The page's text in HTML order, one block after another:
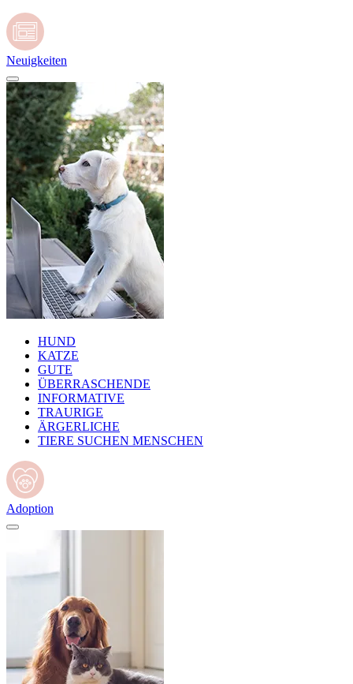
Neuigkeiten
HUND
KATZE
GUTE
ÜBERRASCHENDE
INFORMATIVE
TRAURIGE
ÄRGERLICHE
TIERE SUCHEN MENSCHEN
Adoption